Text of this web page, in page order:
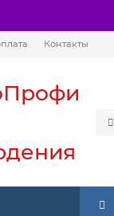
Контакты